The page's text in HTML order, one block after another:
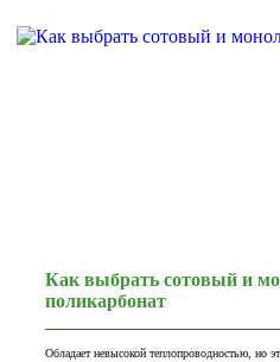
Как выбрать сотовый и
поликарбонат
Обладает невысокой теплопроводностью, но